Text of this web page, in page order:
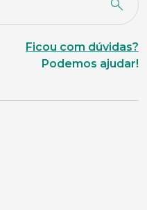
Ficou com dúvidas?
Podemos ajudar!